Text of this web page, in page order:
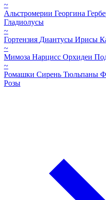
~
Альстромерии Георгина
Гладиолусы
~
Гортензия Диантусы Ирисы
~
Мимоза Нарцисс Орхидеи
~
Ромашки Сирень Тюльпаны
Розы